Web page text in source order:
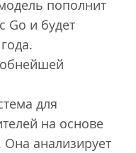
пополнит
Go и будет
для
на основе
анализирует